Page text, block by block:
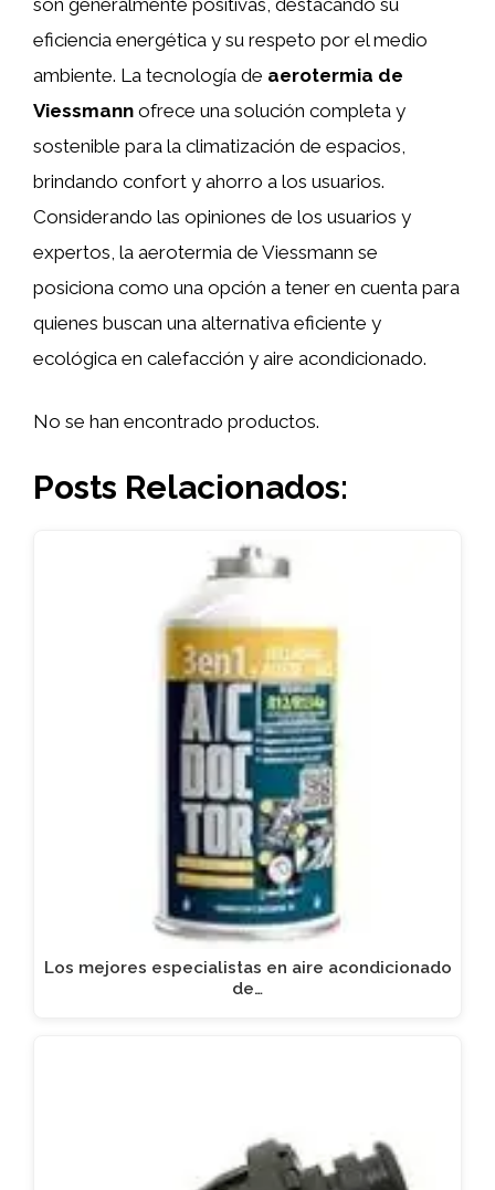
eficiencia energética y su respeto por el medio
ambiente. La tecnología de aerotermia de
Viessmann ofrece una solución completa y
sostenible para la climatización de espacios,
brindando confort y ahorro a los usuarios.
Considerando las opiniones de los usuarios y
expertos, la aerotermia de Viessmann se
posiciona como una opción a tener en cuenta para
quienes buscan una alternativa eficiente y
ecológica en calefacción y aire acondicionado.
No se han encontrado productos.
Posts Relacionados:
Los mejores especialistas en aire acondicionado
de…